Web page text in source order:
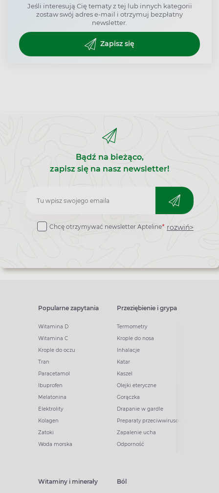
Jeśli interesują Cię tematy z tej lub innych kategorii
zostaw swój adres e-mail i otrzymuj bezpłatny
newsletter.
Zapisz się
Bądź na bieżąco,
zapisz się na nasz newsletter!
Zapisz
do
Chcę otrzymywać newsletter Apteline* rozwiń>
Popularne zapytania
Witamina D
Witamina C
Krople do oczu
Tran
Paracetamol
Ibuprofen
Melatonina
Elektrolity
Kolagen
Zatoki
Woda morska
Przeziębienie i grypa
Termometry
Krople do nosa
Inhalacje
Katar
Kaszel
Olejki eteryczne
Gorączka
Drapanie w gardle
Preparaty przeciwwirusowe
Zapalenie ucha
Odporność
Witaminy i minerały Ból